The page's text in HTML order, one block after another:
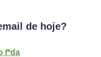
de hoje?
f*da